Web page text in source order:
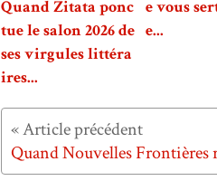
Quand Zitata ponc
tue le salon 2026 de
ses virgules littéra
ires...
e vous
e...